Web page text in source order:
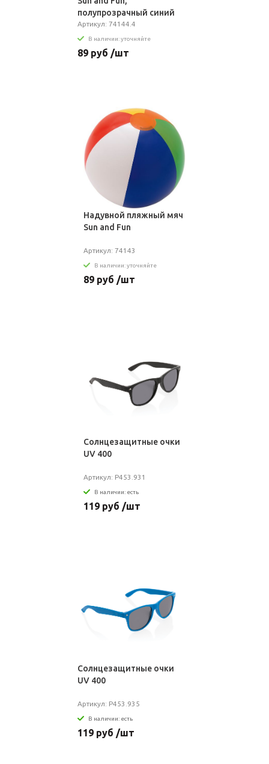
полупрозрачный синий
Артикул: 74144.4
В наличии: уточняйте
89 руб /шт
Надувной пляжный мяч
Sun and Fun
Артикул: 74143
В наличии: уточняйте
89 руб /шт
Солнцезащитные очки
UV 400
Артикул: P453.931
В наличии: есть
119 руб /шт
Солнцезащитные очки
UV 400
Артикул: P453.935
В наличии: есть
119 руб /шт